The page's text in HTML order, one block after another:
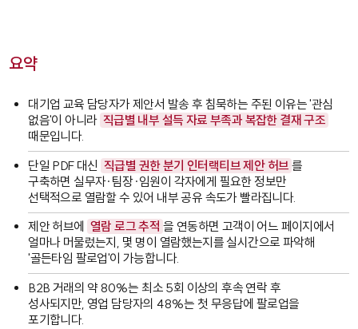
요약
대기업 교육 담당자가 제안서 발송 후 침묵하는 주된 이유는 '관심
없음'이 아니라 직급별 내부 설득 자료 부족과 복잡한 결재 구조
때문입니다.
단일 PDF 대신 직급별 권한 분기 인터랙티브 제안 허브 를
구축하면 실무자·팀장·임원이 각자에게 필요한 정보만
선택적으로 열람할 수 있어 내부 공유 속도가 빨라집니다.
제안 허브에
열람 로그 추적 을 연동하면 고객이 어느 페이지에서
얼마나 머물렀는지, 몇 명이 열람했는지를 실시간으로 파악해
'골든타임 팔로업'이 가능합니다.
B2B 거래의 약 80%는 최소 5회 이상의 후속 연락 후
성사되지만, 영업 담당자의 48%는 첫 무응답에 팔로업을
포기합니다.